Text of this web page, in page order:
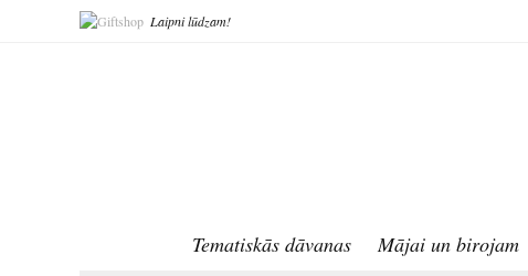
Laipni lūdzam!
Tematiskās dāvanas Mājai un birojam